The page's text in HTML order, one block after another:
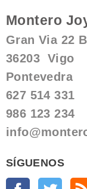
Montero
Gran Via 22
36203 Vigo
Pontevedra
627 514 331
986 123 234
SÍGUENOS
Facebook Twitter